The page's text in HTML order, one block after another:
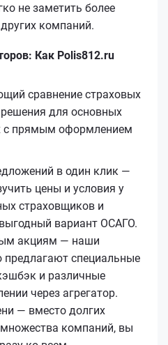
не заметить более
компаний.
Как Polis812.ru
сравнение страховых
для основных
с прямым оформлением
в один клик —
цены и условия у
страховщиков и
вариант ОСАГО.
акциям — наши
предлагают специальные
и различные
через агрегатор.
— вместо долгих
компаний, вы